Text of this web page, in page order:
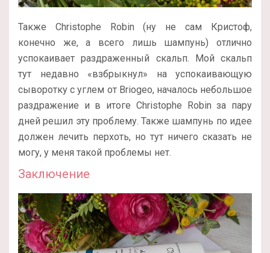
Также Christophe Robin (ну не сам Кристоф,
конечно же, а всего лишь шампунь) отлично
успокаивает раздраженный скальп. Мой скальп
тут недавно «взбрыкнул» на успокаивающую
сыворотку с углем от Briogeo, началось небольшое
раздражение и в итоге Christophe Robin за пару
дней решил эту проблему. Также шампунь по идее
должен лечить перхоть, но тут ничего сказать не
могу, у меня такой проблемы нет.
Заключение